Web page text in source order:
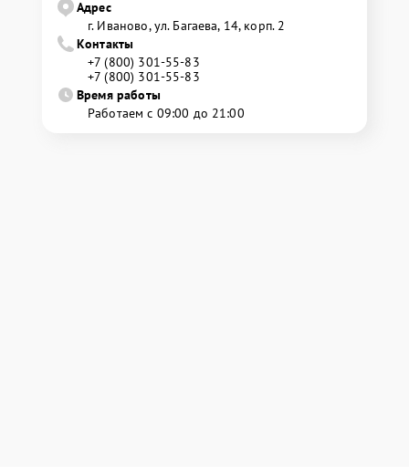
Адрес
г. Иваново, ул. Багаева, 14, корп. 2
Контакты
+7 (800) 301-55-83
+7 (800) 301-55-83
Время работы
Работаем с 09:00 до 21:00